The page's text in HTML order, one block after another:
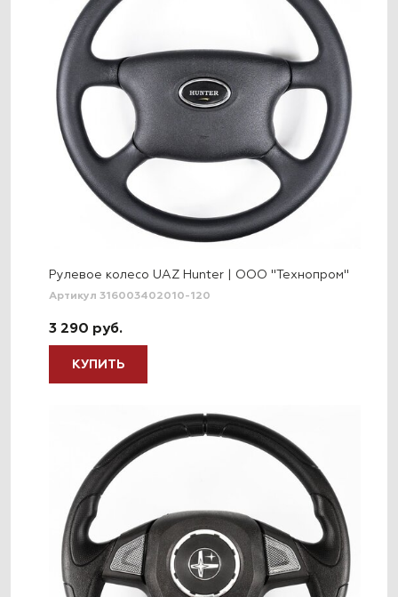
Рулевое колесо UAZ Hunter | ООО "Технопром"
Артикул 316003402010-120
3 290 руб.
КУПИТЬ